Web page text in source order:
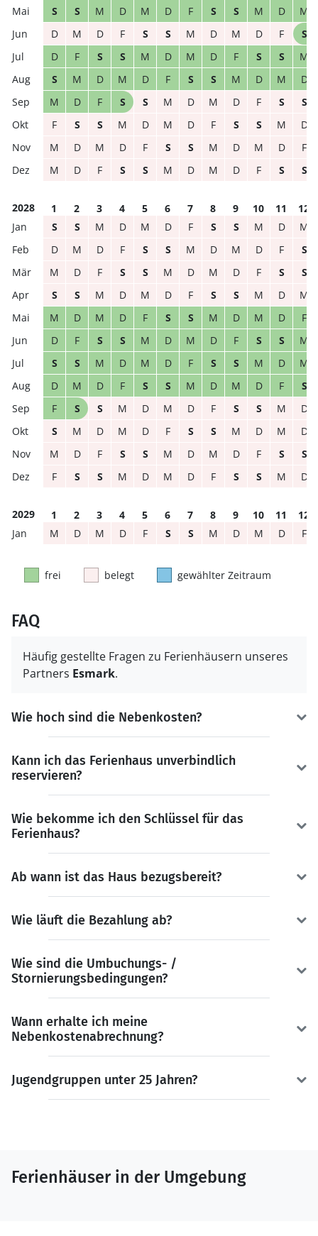
S S M D M D F S S M D
M
D
M D F S S M D M D F
S
D
F S S M D M D F S S
M
S
M D M D F S S M D M
D
M
D F S S M D M D F S
S
F
S S M D M D F S S M
D
M
D M D F S S M D M D
F
M
D F S S M D M D F S S
2028 1 2 3 4 5 6 7 8 9 10 11
12
S
S M D M D F S S M D
M
D
M D F S S M D M D F
S
M
D F S S M D M D F S
S
S
S M D M D F S S M D
M
M
D M D F S S M D M D
F
D
F S S M D M D F S S
M
S
S M D M D F S S M D
M
D
M D F S S M D M D F
S
F
S S M D M D F S S M
D
S
M D M D F S S M D M
D
M
D F S S M D M D F S
S
F
S S M D M D F S S M D
2029 1 2 3 4 5 6 7 8 9 10 11
12
M
D M D F S S M D M D F
frei belegt gewählter Zeitraum
FAQ
Häufig gestellte Fragen zu Ferienhäusern unseres
Partners Esmark.
Wie hoch sind die Nebenkosten?
Kann ich das Ferienhaus unverbindlich
reservieren?
Wie bekomme ich den Schlüssel für das
Ferienhaus?
Ab wann ist das Haus bezugsbereit?
Wie läuft die Bezahlung ab?
Wie sind die Umbuchungs- /
Stornierungsbedingungen?
Wann erhalte ich meine
Nebenkostenabrechnung?
Jugendgruppen unter 25 Jahren?
Ferienhäuser in der Umgebung